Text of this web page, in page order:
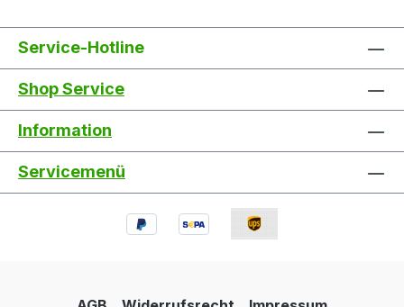
Service-Hotline
Shop Service
Information
Servicemenü